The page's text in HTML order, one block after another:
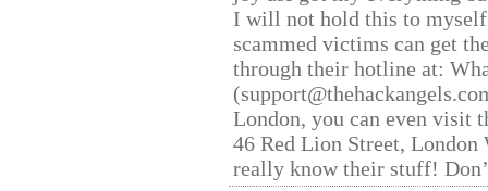
I will not hold this to
scammed victims can get
through their hotline at:
London, you can even visit
46 Red Lion Street, London
really know their stuff!